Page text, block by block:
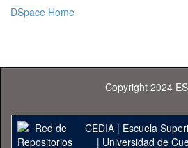
DSpace Home
Copyright 2024
CEDIA| Escuela
| Universidad de